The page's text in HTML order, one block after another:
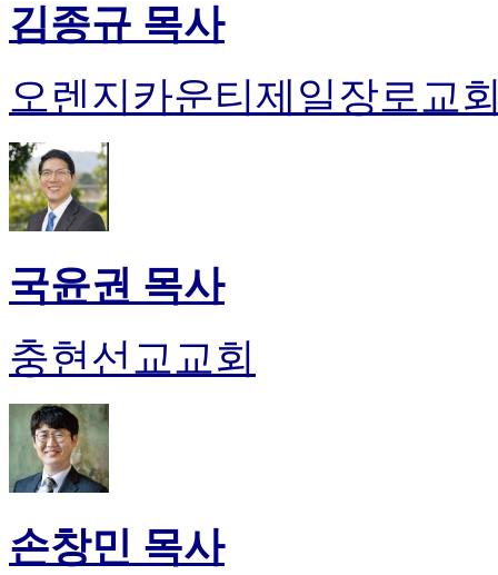
김종규 목사
오렌지카운티제일장로교
국윤권 목사
충현선교교회
손창민 목사